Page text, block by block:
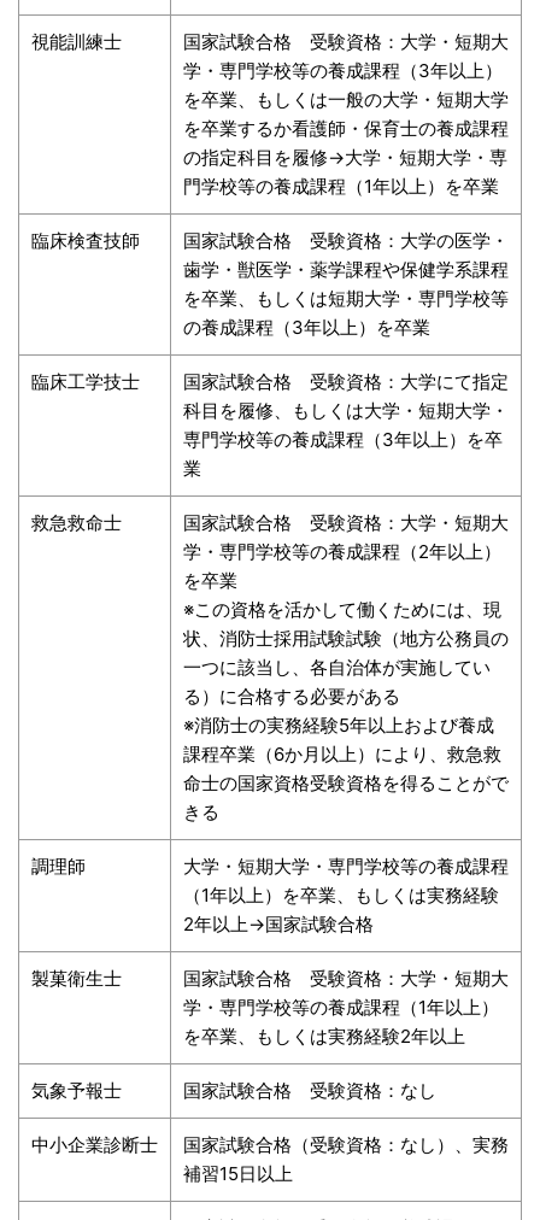
視能訓練士
国家試験合格 受験資格：大学・短期大
学・専門学校等の養成課程（3年以上）
を卒業、もしくは一般の大学・短期大学
を卒業するか看護師・保育士の養成課程
の指定科目を履修→大学・短期大学・専
門学校等の養成課程（1年以上）を卒業
臨床検査技師
国家試験合格 受験資格：大学の医学・
歯学・獣医学・薬学課程や保健学系課程
を卒業、もしくは短期大学・専門学校等
の養成課程（3年以上）を卒業
臨床工学技士
国家試験合格 受験資格：大学にて指定
科目を履修、もしくは大学・短期大学・
専門学校等の養成課程（3年以上）を卒
業
救急救命士
国家試験合格 受験資格：大学・短期大
学・専門学校等の養成課程（2年以上）
を卒業
※この資格を活かして働くためには、現
状、消防士採用試験試験（地方公務員の
一つに該当し、各自治体が実施してい
る）に合格する必要がある
※消防士の実務経験5年以上および養成
課程卒業（6か月以上）により、救急救
命士の国家資格受験資格を得ることがで
きる
調理師
大学・短期大学・専門学校等の養成課程
（1年以上）を卒業、もしくは実務経験
2年以上→国家試験合格
製菓衛生士
国家試験合格 受験資格：大学・短期大
学・専門学校等の養成課程（1年以上）
を卒業、もしくは実務経験2年以上
気象予報士 国家試験合格 受験資格：なし
中小企業診断士
国家試験合格（受験資格：なし）、実務
補習15日以上